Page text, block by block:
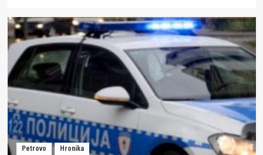
Petrovo Hronika